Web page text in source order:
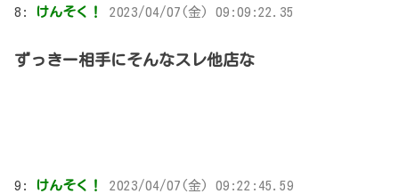
8: けんそく！ 2023/04/07(金) 09:09:22.35
ずっきー相手にそんなスレ他店な
9: けんそく！ 2023/04/07(金) 09:22:45.59